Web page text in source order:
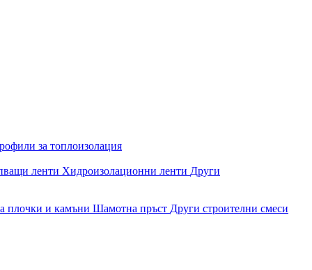
за топлоизолация
ленти Хидроизолационни ленти Други
плочки и камъни Шамотна пръст Други строителни смеси